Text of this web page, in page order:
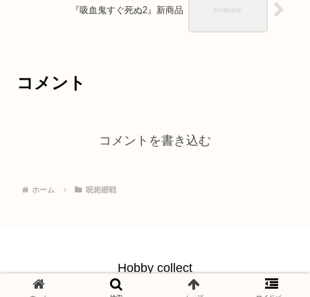
『吸血鬼すぐ死ぬ2』新商品
コメント
コメントを書き込む
ホーム 呪術廻戦
Hobby collect
© 2021 Hobby collect.